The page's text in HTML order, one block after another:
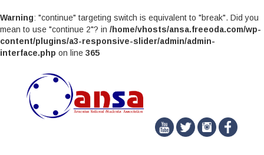
Warning: "continue" targeting switch is equivalent to "break". Did you
mean to use "continue 2"? in /home/vhosts/ansa.freeoda.com/wp-
content/plugins/a3-responsive-slider/admin/admin-
interface.php on line 365